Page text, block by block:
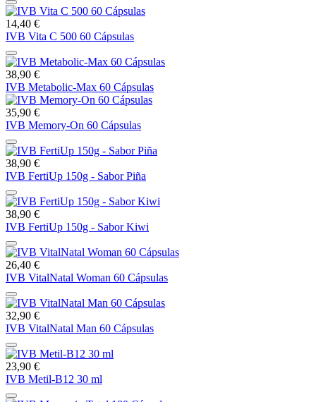
14,40 €
IVB Vita C 500 60 Cápsulas
38,90 €
IVB Metabolic-Max 60 Cápsulas
35,90 €
IVB Memory-On 60 Cápsulas
38,90 €
IVB FertiUp 150g - Sabor Piña
38,90 €
IVB FertiUp 150g - Sabor Kiwi
26,40 €
IVB VitalNatal Woman 60 Cápsulas
32,90 €
IVB VitalNatal Man 60 Cápsulas
23,90 €
IVB Metil-B12 30 ml